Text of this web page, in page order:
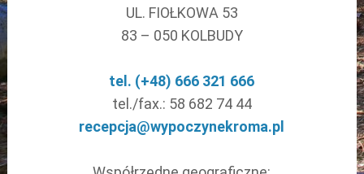
UL. FIOŁKOWA 53
83 – 050 KOLBUDY
tel. (+48) 666 321 666
tel./fax.: 58 682 74 44
recepcja@wypoczynekroma.pl